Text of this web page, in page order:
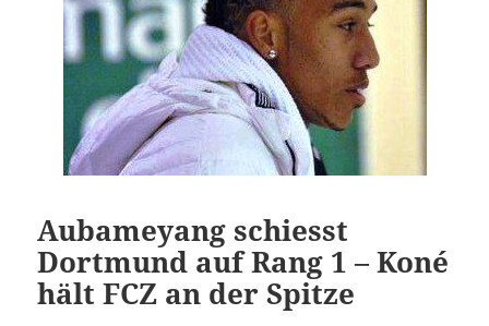
Aubameyang schiesst
Dortmund auf Rang 1 – Koné
hält FCZ an der Spitze